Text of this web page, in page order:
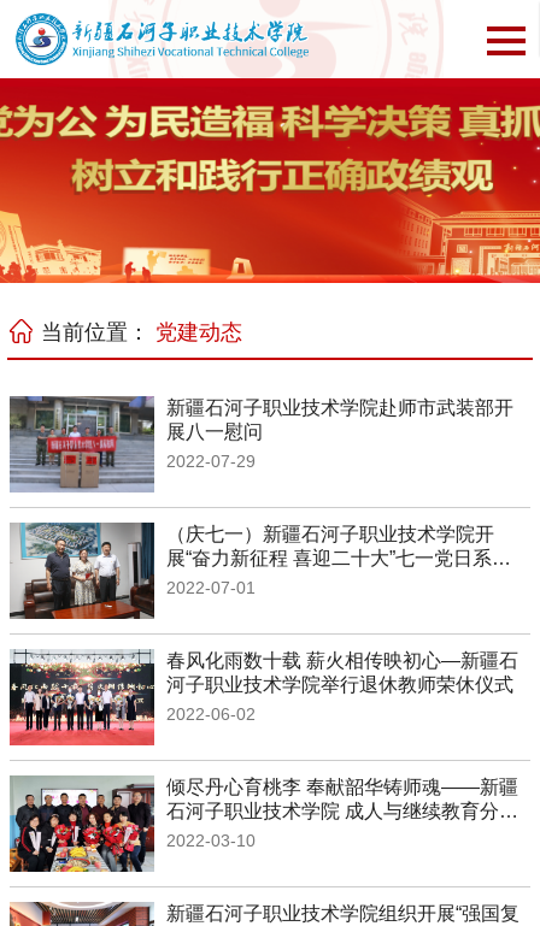
当前位置： 党建动态
新疆石河子职业技术学院赴师市武装部开
展八一慰问
2022-07-29
（庆七一）新疆石河子职业技术学院开
展“奋力新征程 喜迎二十大”七一党日系列
活动
2022-07-01
春风化雨数十载 薪火相传映初心—新疆石
河子职业技术学院举行退休教师荣休仪式
2022-06-02
倾尽丹心育桃李 奉献韶华铸师魂——新疆
石河子职业技术学院 成人与继续教育分院
举办欢送2022...
2022-03-10
新疆石河子职业技术学院组织开展“强国复